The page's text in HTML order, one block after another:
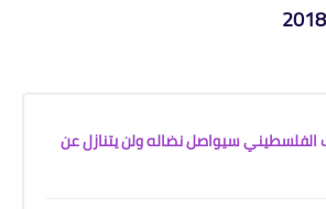
سيواصل نضاله ولن يتنازل عن